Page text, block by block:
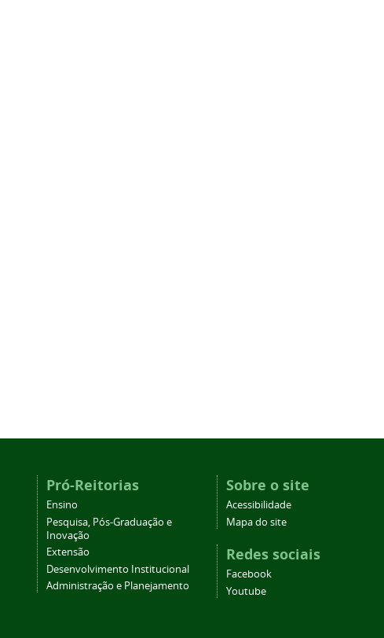
Pró-Reitorias
Ensino
Pesquisa, Pós-Graduação e
Inovação
Extensão
Desenvolvimento Institucional
Administração e Planejamento
Sobre o site
Acessibilidade
Mapa do site
Redes sociais
Facebook
Youtube